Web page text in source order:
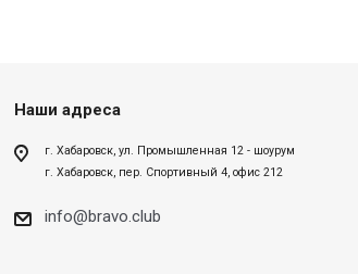
Наши адреса
г. Хабаровск, ул. Промышленная 12 - шоурум
г. Хабаровск, пер. Спортивный 4, офис 212
info@bravo.club